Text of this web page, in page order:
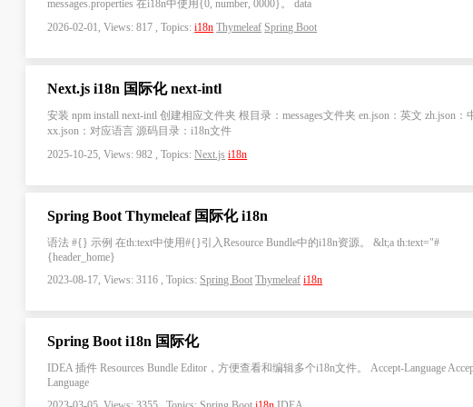
messages.properties 在i18n中使用{0, number, 0000}。 data
2026-02-01, Views: 817 , Topics:i18n Thymeleaf Spring Boot
Next.js i18n 国际化 next-intl
安装 npm install next-intl 创建相应文件夹 根目录：messages文件夹 en.json：英文 zh.json：
xx.json：对应语言 源码目录：i18n文件
2025-10-25, Views: 982 , Topics:Next.js i18n
Spring Boot Thymeleaf 国际化 i18n
语法 #{} 示例 在th:text中使用#{}引入Resource Bundle中的i18n资源。 &lt;a th:text="#
{header_home}
2023-08-17, Views: 3116 , Topics: Spring Boot Thymeleaf i18n
Spring Boot i18n 国际化
IDEA 插件 Resources Bundle Editor，方便查看和编辑多个i18n文件。 Accept-Language
Language